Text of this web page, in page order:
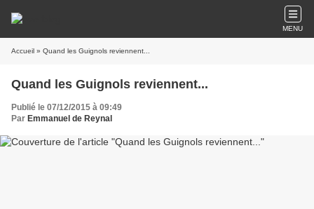
MENU
Accueil » Quand les Guignols reviennent...
Quand les Guignols reviennent...
Publié le 07/12/2015 à 09:49
Par Emmanuel de Reynal